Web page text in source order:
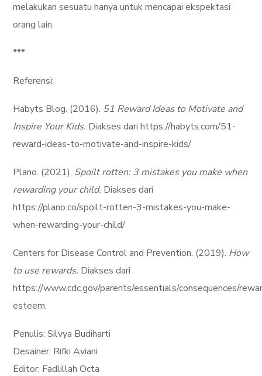
melakukan sesuatu hanya untuk mencapai ekspektasi
orang lain.
***
Referensi:
Habyts Blog. (2016). 51 Reward Ideas to Motivate and
Inspire Your Kids. Diakses dari https://habyts.com/51-
reward-ideas-to-motivate-and-inspire-kids/
Plano. (2021). Spoilt rotten: 3 mistakes you make when
rewarding your child. Diakses dari
https://plano.co/spoilt-rotten-3-mistakes-you-make-
when-rewarding-your-child/
Centers for Disease Control and Prevention. (2019). How
to use rewards. Diakses dari
https://www.cdc.gov/parents/essentials/consequences/
esteem.
Penulis: Silvya Budiharti
Desainer: Rifki Aviani
Editor: Fadlillah Octa